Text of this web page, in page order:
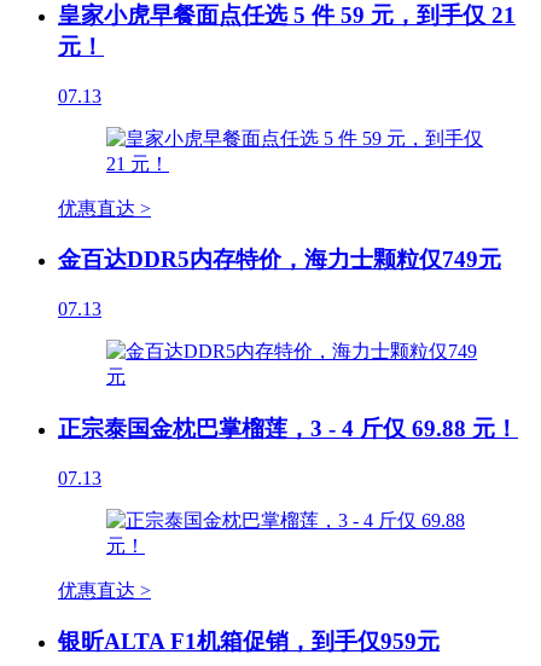
皇家小虎早餐面点任选 5 件 59 元，到手仅 21
元！
07.13
优惠直达 >
金百达DDR5内存特价，海力士颗粒仅749元
07.13
正宗泰国金枕巴掌榴莲，3 - 4 斤仅 69.88 元！
07.13
优惠直达 >
银昕ALTA F1机箱促销，到手仅959元